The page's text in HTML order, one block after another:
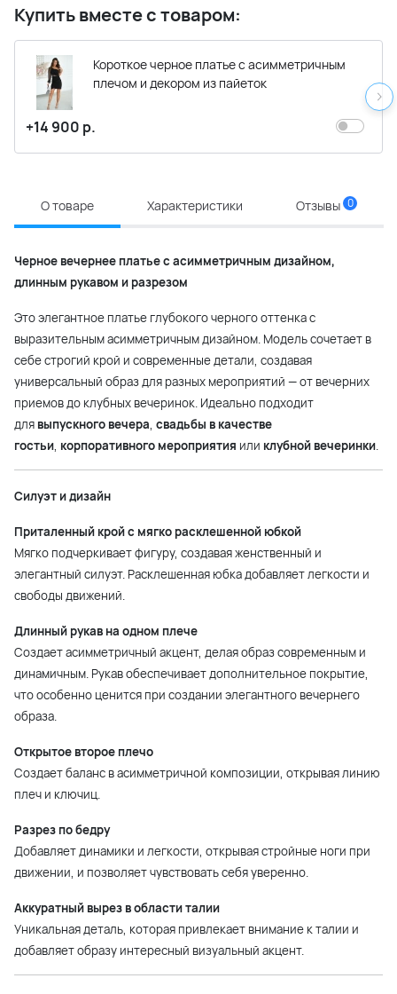
Купить вместе с товаром:
Короткое черное платье с асимметричным
плечом и декором из пайеток
+14 900 р.
О товаре Характеристики Отзывы 0
Черное вечернее платье с асимметричным дизайном,
длинным рукавом и разрезом
Это элегантное платье глубокого черного оттенка с
выразительным асимметричным дизайном. Модель сочетает в
себе строгий крой и современные детали, создавая
универсальный образ для разных мероприятий — от вечерних
приемов до клубных вечеринок. Идеально подходит
для выпускного вечера, свадьбы в качестве
гостьи, корпоративного мероприятия или клубной вечеринки.
Силуэт и дизайн
Приталенный крой с мягко расклешенной юбкой
Мягко подчеркивает фигуру, создавая женственный и
элегантный силуэт. Расклешенная юбка добавляет легкости и
свободы движений.
Длинный рукав на одном плече
Создает асимметричный акцент, делая образ современным и
динамичным. Рукав обеспечивает дополнительное покрытие,
что особенно ценится при создании элегантного вечернего
образа.
Открытое второе плечо
Создает баланс в асимметричной композиции, открывая линию
плеч и ключиц.
Разрез по бедру
Добавляет динамики и легкости, открывая стройные ноги при
движении, и позволяет чувствовать себя уверенно.
Аккуратный вырез в области талии
Уникальная деталь, которая привлекает внимание к талии и
добавляет образу интересный визуальный акцент.